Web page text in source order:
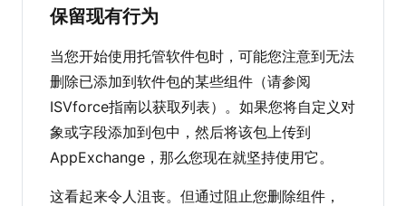
保留现有行为
当您开始使用托管软件包时，可能您注意到无法
删除已添加到软件包的某些组件（请参阅
ISVforce指南以获取列表）。如果您将自定义对
象或字段添加到包中，然后将该包上传到
AppExchange，那么您现在就坚持使用它。
这看起来令人沮丧。但通过阻止您删除组件，